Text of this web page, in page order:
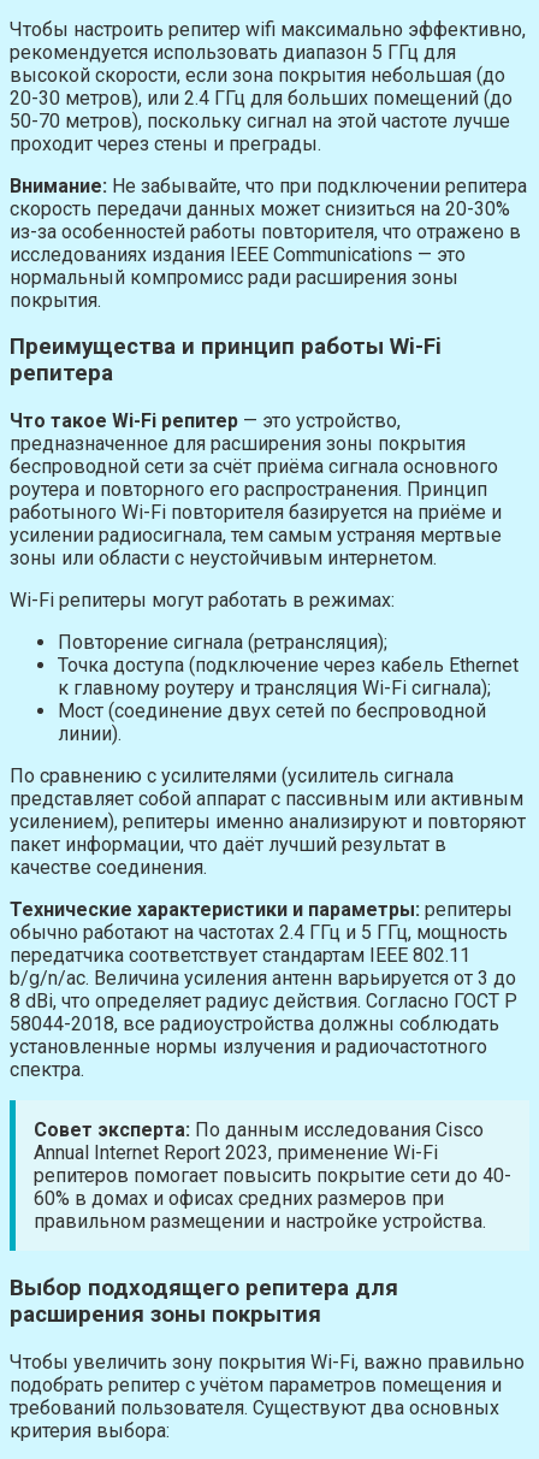
Чтобы настроить репитер wifi максимально эффективно,
рекомендуется использовать диапазон 5 ГГц для
высокой скорости, если зона покрытия небольшая (до
20-30 метров), или 2.4 ГГц для больших помещений (до
50-70 метров), поскольку сигнал на этой частоте лучше
проходит через стены и преграды.
Внимание: Не забывайте, что при подключении репитера
скорость передачи данных может снизиться на 20-30%
из-за особенностей работы повторителя, что отражено в
исследованиях издания IEEE Communications — это
нормальный компромисс ради расширения зоны
покрытия.
Преимущества и принцип работы Wi-Fi
репитера
Что такое Wi-Fi репитер — это устройство,
предназначенное для расширения зоны покрытия
беспроводной сети за счёт приёма сигнала основного
роутера и повторного его распространения. Принцип
работыного Wi-Fi повторителя базируется на приёме и
усилении радиосигнала, тем самым устраняя мертвые
зоны или области с неустойчивым интернетом.
Wi-Fi репитеры могут работать в режимах:
Повторение сигнала (ретрансляция);
Точка доступа (подключение через кабель Ethernet
к главному роутеру и трансляция Wi-Fi сигнала);
Мост (соединение двух сетей по беспроводной
линии).
По сравнению с усилителями (усилитель сигнала
представляет собой аппарат с пассивным или активным
усилением), репитеры именно анализируют и повторяют
пакет информации, что даёт лучший результат в
качестве соединения.
Технические характеристики и параметры: репитеры
обычно работают на частотах 2.4 ГГц и 5 ГГц, мощность
передатчика соответствует стандартам IEEE 802.11
b/g/n/ac. Величина усиления антенн варьируется от 3 до
8 dBi, что определяет радиус действия. Согласно ГОСТ Р
58044-2018, все радиоустройства должны соблюдать
установленные нормы излучения и радиочастотного
спектра.
Совет эксперта: По данным исследования Cisco
Annual Internet Report 2023, применение Wi-Fi
репитеров помогает повысить покрытие сети до 40-
60% в домах и офисах средних размеров при
правильном размещении и настройке устройства.
Выбор подходящего репитера для
расширения зоны покрытия
Чтобы увеличить зону покрытия Wi-Fi, важно правильно
подобрать репитер с учётом параметров помещения и
требований пользователя. Существуют два основных
критерия выбора: